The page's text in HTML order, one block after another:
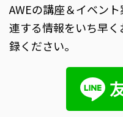
AWEの講座＆イベン
連する情報をいち早
録ください。